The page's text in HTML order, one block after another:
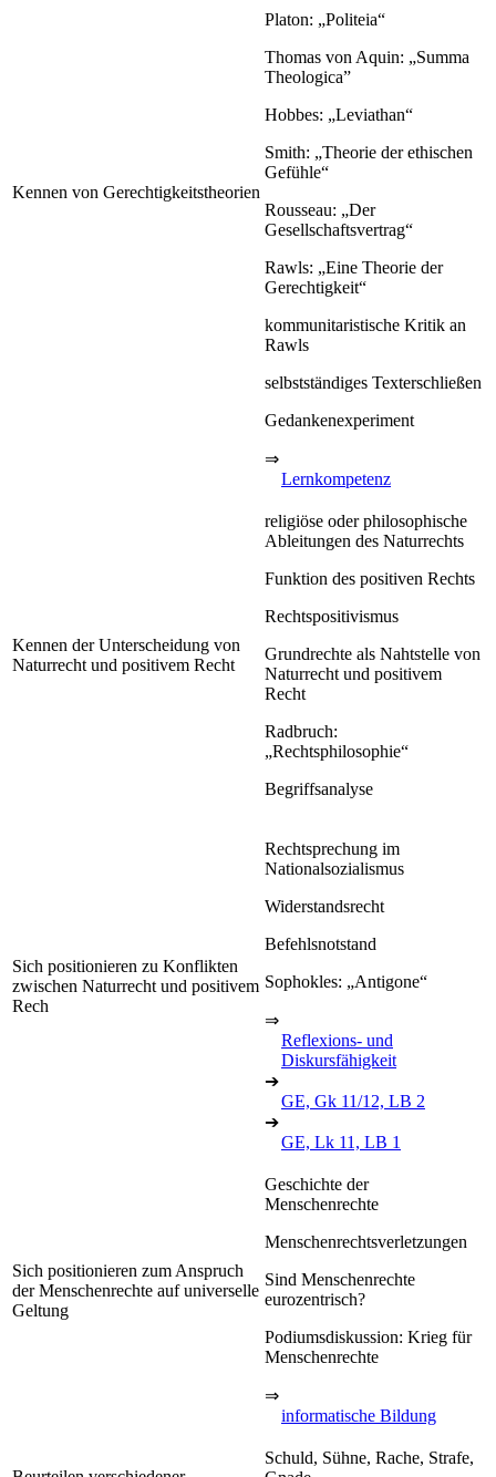
Kennen von Gerechtigkeitstheorien
Platon: „Politeia“
Thomas von Aquin: „Summa
Theologica”
Hobbes: „Leviathan“
Smith: „Theorie der ethischen
Gefühle“
Rousseau: „Der
Gesellschaftsvertrag“
Rawls: „Eine Theorie der
Gerechtigkeit“
kommunitaristische Kritik an
Rawls
selbstständiges Texterschließen
Gedankenexperiment
⇒
Lernkompetenz
Kennen der Unterscheidung von
Naturrecht und positivem Recht
religiöse oder philosophische
Ableitungen des Naturrechts
Funktion des positiven Rechts
Rechtspositivismus
Grundrechte als Nahtstelle von
Naturrecht und positivem
Recht
Radbruch:
„Rechtsphilosophie“
Begriffsanalyse
Sich positionieren zu Konflikten
zwischen Naturrecht und positivem
Rech
Rechtsprechung im
Nationalsozialismus
Widerstandsrecht
Befehlsnotstand
Sophokles: „Antigone“
⇒
Reflexions- und
Diskursfähigkeit
➔
GE, Gk 11/12, LB 2
➔
GE, Lk 11, LB 1
Sich positionieren zum Anspruch
der Menschenrechte auf universelle
Geltung
Geschichte der
Menschenrechte
Menschenrechtsverletzungen
Sind Menschenrechte
eurozentrisch?
Podiumsdiskussion: Krieg für
Menschenrechte
⇒
informatische Bildung
Schuld, Sühne, Rache, Strafe,